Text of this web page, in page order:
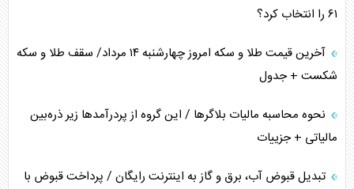
۶۱ را انتخاب کرد؟
آخرین قیمت طلا و سکه امروز چهارشنبه ۱۴ مرداد/ سقف طلا و سکه
شکست + جدول
نحوه محاسبه مالیات بلاگر‌ها / این گروه از پردرآمد‌ها زیر ذره‌بین
مالیاتی + جزییات
تبدیل قبوض آب، برق و گاز به اینترنت رایگان / پرداخت قبوض با